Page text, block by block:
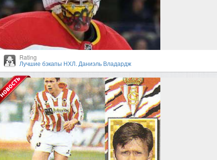
Rating
Лучшие бэкапы НХЛ. Даниэль Владардж